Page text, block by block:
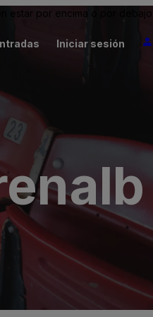
estar por encima o por debajo
Iniciar sesión